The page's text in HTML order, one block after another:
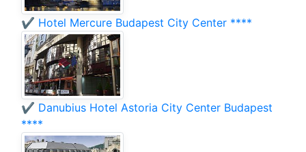
✔️ Hotel Mercure Budapest City Center ****
✔️ Danubius Hotel Astoria City Center Budapest
****